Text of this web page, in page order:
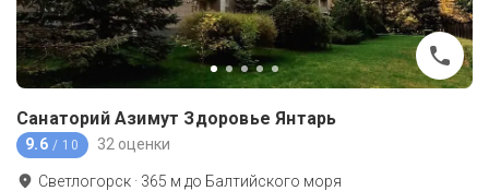
Санаторий Азимут Здоровье Янтарь
9.6 / 10 32 оценки
Светлогорск · 365 м до Балтийского моря